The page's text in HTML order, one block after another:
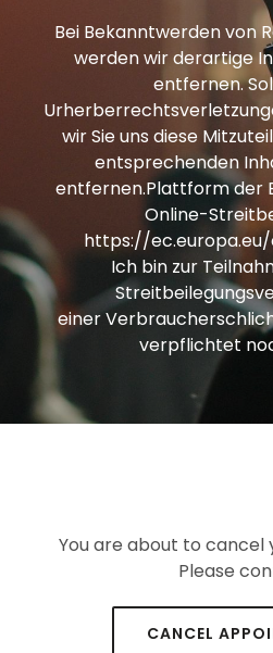
Bei Bekanntwerden von
werden wir derartige
entfernen.
wir Sie uns diese
entsprechenden
entfernen.Plattform der
Online-
https://
Ich bin zur
einer
verpflichtet
You are about to
Please
CANCEL